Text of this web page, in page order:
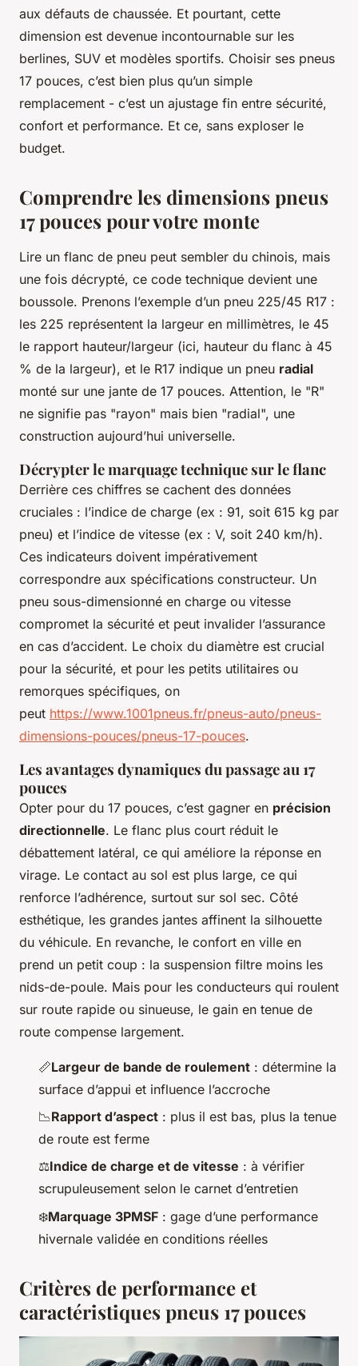
aux défauts de chaussée. Et pourtant, cette
dimension est devenue incontournable sur les
berlines, SUV et modèles sportifs. Choisir ses pneus
17 pouces, c’est bien plus qu’un simple
remplacement - c’est un ajustage fin entre sécurité,
confort et performance. Et ce, sans exploser le
budget.
Comprendre les dimensions pneus
17 pouces pour votre monte
Lire un flanc de pneu peut sembler du chinois, mais
une fois décrypté, ce code technique devient une
boussole. Prenons l’exemple d’un pneu 225/45 R17 :
les 225 représentent la largeur en millimètres, le 45
le rapport hauteur/largeur (ici, hauteur du flanc à 45
% de la largeur), et le R17 indique un pneu radial
monté sur une jante de 17 pouces. Attention, le "R"
ne signifie pas "rayon" mais bien "radial", une
construction aujourd’hui universelle.
Décrypter le marquage technique sur le flanc
Derrière ces chiffres se cachent des données
cruciales : l’indice de charge (ex : 91, soit 615 kg par
pneu) et l’indice de vitesse (ex : V, soit 240 km/h).
Ces indicateurs doivent impérativement
correspondre aux spécifications constructeur. Un
pneu sous-dimensionné en charge ou vitesse
compromet la sécurité et peut invalider l’assurance
en cas d’accident. Le choix du diamètre est crucial
pour la sécurité, et pour les petits utilitaires ou
remorques spécifiques, on
peut https://www.1001pneus.fr/pneus-auto/pneus-
dimensions-pouces/pneus-17-pouces.
Les avantages dynamiques du passage au 17
pouces
Opter pour du 17 pouces, c’est gagner en précision
directionnelle. Le flanc plus court réduit le
débattement latéral, ce qui améliore la réponse en
virage. Le contact au sol est plus large, ce qui
renforce l’adhérence, surtout sur sol sec. Côté
esthétique, les grandes jantes affinent la silhouette
du véhicule. En revanche, le confort en ville en
prend un petit coup : la suspension filtre moins les
nids-de-poule. Mais pour les conducteurs qui roulent
sur route rapide ou sinueuse, le gain en tenue de
route compense largement.
📏Largeur de bande de roulement : détermine la
surface d’appui et influence l’accroche
📉Rapport d’aspect : plus il est bas, plus la tenue
de route est ferme
⚖️Indice de charge et de vitesse : à vérifier
scrupuleusement selon le carnet d’entretien
❄️Marquage 3PMSF : gage d’une performance
hivernale validée en conditions réelles
Critères de performance et
caractéristiques pneus 17 pouces